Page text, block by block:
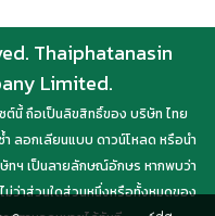
Thaiphatanasin
Limited.
นี้ ถือเป็นลิขสิทธิ์ของ บริษัท ไทย
ลอกเลียนแบบ ดาวน์โหลด หรือนำ
ทฯ เป็นลายลักษณ์อักษร หากพบว่า
ม่ว่าส่วนใดส่วนหนึ่งหรือทั้งหมดของ